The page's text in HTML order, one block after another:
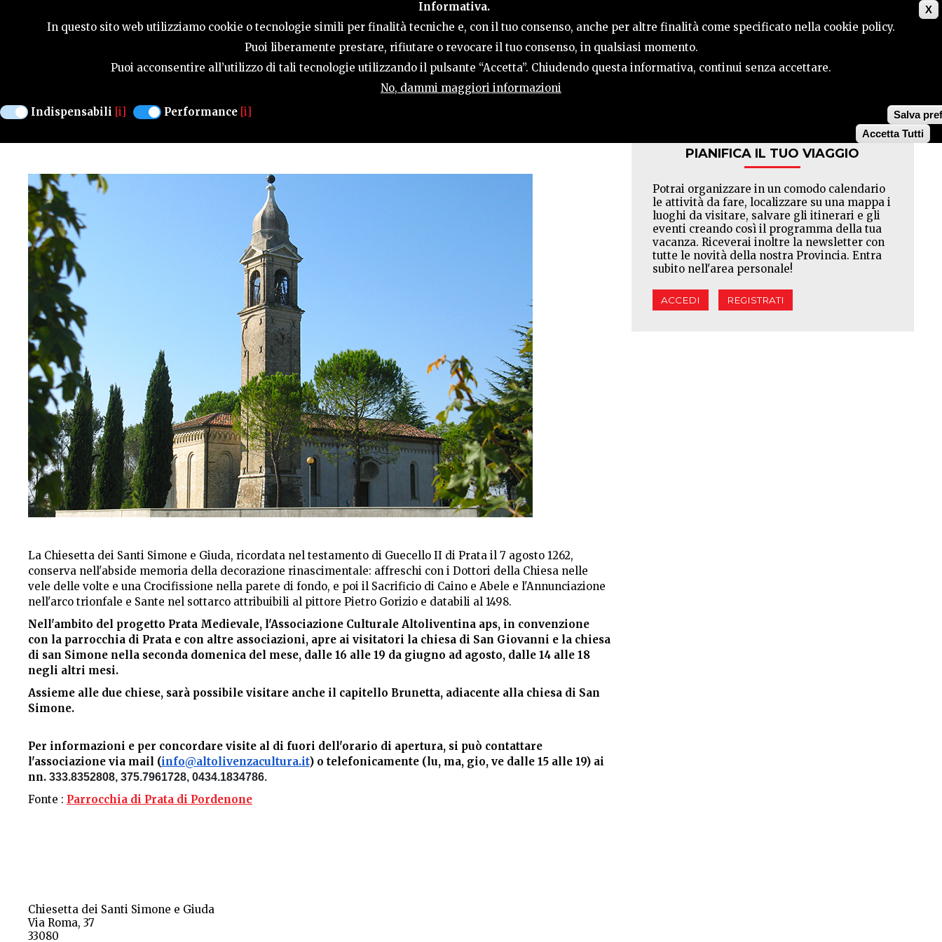
X
Informativa.
In questo sito web utilizziamo cookie o tecnologie simili per finalità tecniche e, con il tuo consenso, anche per altre finalità come specificato nella cookie policy.
Puoi liberamente prestare, rifiutare o revocare il tuo consenso, in qualsiasi momento.
Puoi acconsentire all’utilizzo di tali tecnologie utilizzando il pulsante “Accetta”. Chiudendo questa informativa, continui senza accettare.
No, dammi maggiori informazioni
Indispensabili [i] Performance [i]
Salva
Accetta Tutti
GUIDA STAGIONALE COSA FARE OSPITALITÀ GUIDA UTILE CONTATTI CERCA
La Chiesetta dei Santi Simone e Giuda, ricordata nel testamento di Guecello II di Prata il 7 agosto 1262,
conserva nell'abside memoria della decorazione rinascimentale: affreschi con i Dottori della Chiesa nelle
vele delle volte e una Crocifissione nella parete di fondo, e poi il Sacrificio di Caino e Abele e l'Annunciazione
nell'arco trionfale e Sante nel sottarco attribuibili al pittore Pietro Gorizio e databili al 1498.
Nell'ambito del progetto Prata Medievale, l'Associazione Culturale Altoliventina aps, in convenzione
con la parrocchia di Prata e con altre associazioni, apre ai visitatori la chiesa di San Giovanni e la chiesa
di san Simone nella seconda domenica del mese, dalle 16 alle 19 da giugno ad agosto, dalle 14 alle 18
negli altri mesi.
Assieme alle due chiese, sarà possibile visitare anche il capitello Brunetta, adiacente alla chiesa di San
Simone.
Per informazioni e per concordare visite al di fuori dell'orario di apertura, si può contattare
l'associazione via mail (info@altolivenzacultura.it) o telefonicamente (lu, ma, gio, ve dalle 15 alle 19) ai
nn. 333.8352808, 375.7961728, 0434.1834786.
Fonte : Parrocchia di Prata di Pordenone
Chiesetta dei Santi Simone e Giuda
Via Roma, 37
33080
PIANIFICA IL TUO VIAGGIO
Potrai organizzare in un comodo calendario
le attività da fare, localizzare su una mappa i
luoghi da visitare, salvare gli itinerari e gli
eventi creando così il programma della tua
vacanza. Riceverai inoltre la newsletter con
tutte le novità della nostra Provincia. Entra
subito nell'area personale!
ACCEDI REGISTRATI